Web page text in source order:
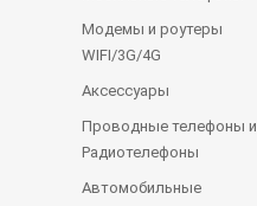
Модемы и роутеры
WIFI/3G/4G
Аксессуары
Проводные телефоны и
Радиотелефоны
Автомобильные